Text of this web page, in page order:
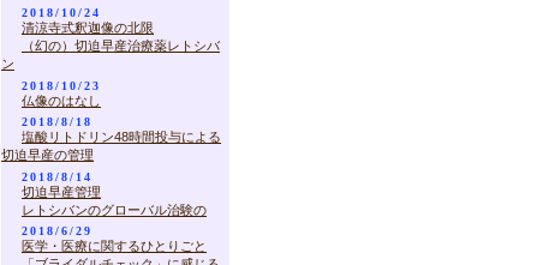
2018/10/24
清涼寺式釈迦像の北限
（幻の）切迫早産治療薬レトシバ
ン
2018/10/23
仏像のはなし
2018/8/18
塩酸リトドリン48時間投与による
切迫早産の管理
2018/8/14
切迫早産管理
レトシバンのグローバル治験の
2018/6/29
医学・医療に関するひとりごと